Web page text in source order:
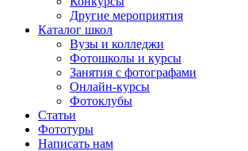
Другие мероприятия
Каталог школ
Вузы и колледжи
Фотошколы и курсы
Занятия с фотографами
Онлайн-курсы
Фотоклубы
Статьи
Фототуры
Написать нам